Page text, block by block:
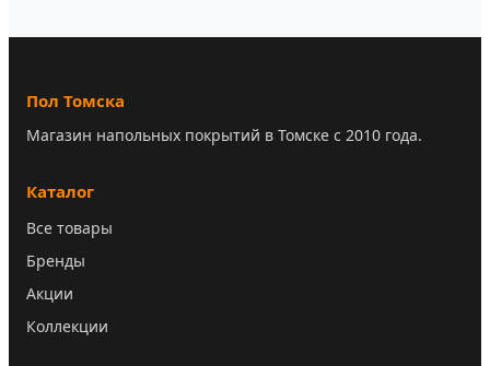
Пол Томска
Магазин напольных покрытий в Томске с 2010 года.
Каталог
Все товары
Бренды
Акции
Коллекции